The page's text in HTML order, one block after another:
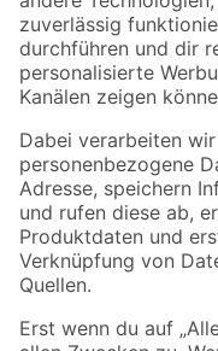
Zur Newsletter
Folge uns
Zahlungsarten
Sicher einkaufen